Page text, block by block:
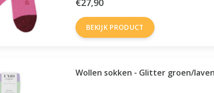
€27,90
BEKIJK PRODUCT
Wollen sokken - Glitter groen/